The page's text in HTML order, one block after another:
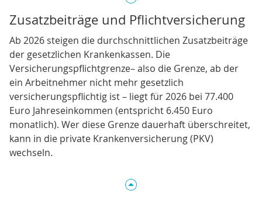
Zusatzbeiträge und Pflichtversicherung
Ab 2026 steigen die durchschnittlichen Zusatzbeiträge
der gesetzlichen Krankenkassen. Die
Versicherungspflichtgrenze– also die Grenze, ab der
ein Arbeitnehmer nicht mehr gesetzlich
versicherungspflichtig ist – liegt für 2026 bei 77.400
Euro Jahreseinkommen (entspricht 6.450 Euro
monatlich). Wer diese Grenze dauerhaft überschreitet,
kann in die private Krankenversicherung (PKV)
wechseln.